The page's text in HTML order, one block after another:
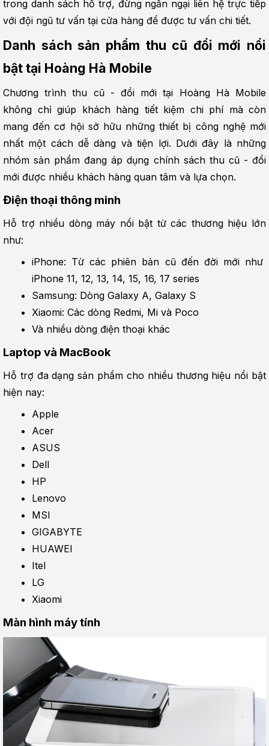
trong danh sách hỗ trợ, đừng ngần ngại liên hệ trực tiếp
với đội ngũ tư vấn tại cửa hàng để được tư vấn chi tiết.
Danh sách sản phẩm thu cũ đổi mới nổi
bật tại Hoàng Hà Mobile
Chương trình thu cũ - đổi mới tại Hoàng Hà Mobile
không chỉ giúp khách hàng tiết kiệm chi phí mà còn
mang đến cơ hội sở hữu những thiết bị công nghệ mới
nhất một cách dễ dàng và tiện lợi. Dưới đây là những
nhóm sản phẩm đang áp dụng chính sách thu cũ - đổi
mới được nhiều khách hàng quan tâm và lựa chọn.
Điện thoại thông minh
Hỗ trợ nhiều dòng máy nổi bật từ các thương hiệu lớn
như:
iPhone: Từ các phiên bản cũ đến đời mới như
iPhone 11, 12, 13, 14, 15, 16, 17 series
Samsung: Dòng Galaxy A, Galaxy S
Xiaomi: Các dòng Redmi, Mi và Poco
Và nhiều dòng điện thoại khác
Laptop và MacBook
Hỗ trợ đa dạng sản phẩm cho nhiều thương hiệu nổi bật
hiện nay:
Apple
Acer
ASUS
Dell
HP
Lenovo
MSI
GIGABYTE
HUAWEI
Itel
LG
Xiaomi
Màn hình máy tính